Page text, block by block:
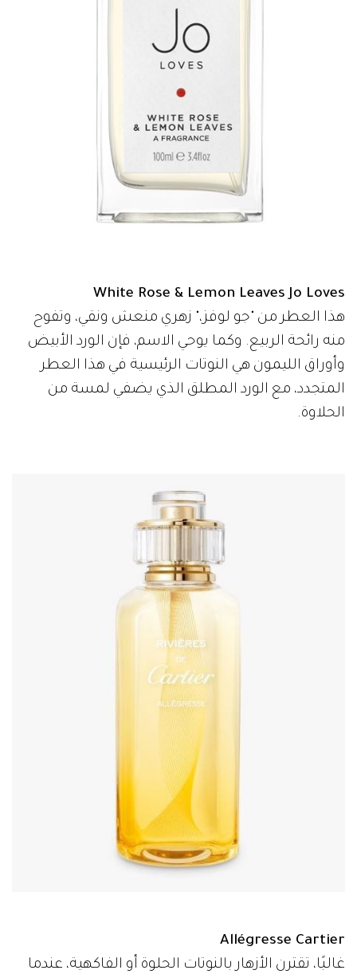
White Rose & Lemon Leaves Jo Loves
هذا العطر من "جو لوفز،" زهري منعش ونقي، وتفوح
منه رائحة الربيع. وكما يوحي الاسم، فإن الورد الأبيض
وأوراق الليمون هي النوتات الرئيسية في هذا العطر
المتجدد، مع الورد المطلق الذي يضفي لمسة من
الحلاوة.
Allégresse Cartier
غالبًا، تقترن الأزهار بالنوتات الحلوة أو الفاكهية، عندما